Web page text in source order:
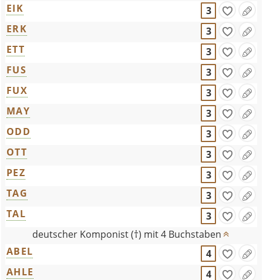
EIK
3
ERK
3
ETT
3
FUS
3
FUX
3
MAY
3
ODD
3
OTT
3
PEZ
3
TAG
3
TAL
3
deutscher Komponist (†) mit 4 Buchstaben
ABEL
4
AHLE
4